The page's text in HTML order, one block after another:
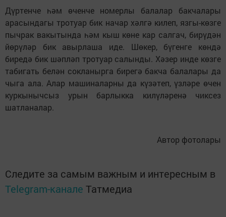
Дүртенче һәм өченче номерлы балалар бакчалары
арасындагы тротуар бик начар хәлгә килеп, язгы-көзге
пычрак вакытында һәм кыш көне кар салгач, бирүдән
йөрүләр бик авырлаша иде. Шөкер, бүгенге көндә
биредә бик шәпләп тротуар салынды. Хәзер инде көзге
табигать белән сокланырга бирегә бакча балалары да
чыга ала. Алар машиналарны да күзәтеп, үзләре өчен
куркынычсыз урын барлыкка килүләренә чиксез
шатланалар.
Автор фотолары
Следите за самым важным и интересным в
Telegram-канале Татмедиа